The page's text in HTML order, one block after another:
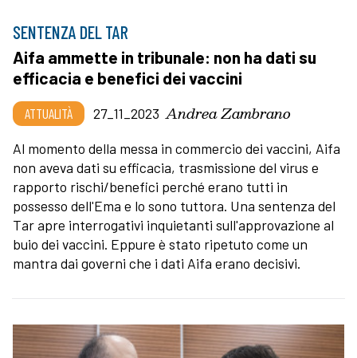
SENTENZA DEL TAR
Aifa ammette in tribunale: non ha dati su
efficacia e benefici dei vaccini
ATTUALITÀ 27_11_2023 Andrea Zambrano
Al momento della messa in commercio dei vaccini, Aifa
non aveva dati su efficacia, trasmissione del virus e
rapporto rischi/benefici perché erano tutti in
possesso dell'Ema e lo sono tuttora. Una sentenza del
Tar apre interrogativi inquietanti sull'approvazione al
buio dei vaccini. Eppure è stato ripetuto come un
mantra dai governi che i dati Aifa erano decisivi.